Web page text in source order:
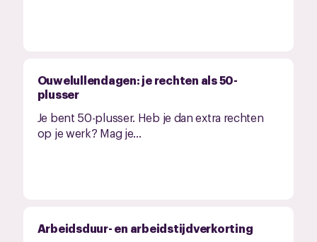
Ouwelullendagen: je rechten als 50-
plusser
Je bent 50-plusser. Heb je dan extra rechten
op je werk? Mag je...
Arbeidsduur- en arbeidstijdverkorting